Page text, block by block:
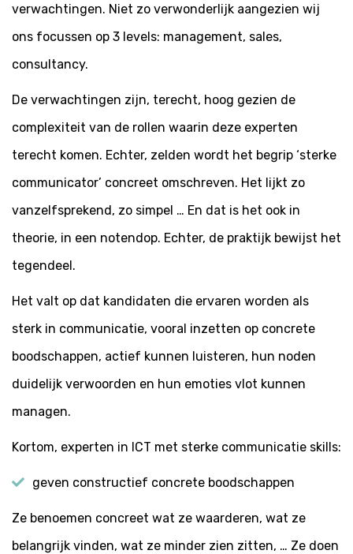
verwachtingen. Niet zo verwonderlijk aangezien wij
ons focussen op 3 levels: management, sales,
consultancy.
De verwachtingen zijn, terecht, hoog gezien de
complexiteit van de rollen waarin deze experten
terecht komen. Echter, zelden wordt het begrip ‘sterke
communicator’ concreet omschreven. Het lijkt zo
vanzelfsprekend, zo simpel … En dat is het ook in
theorie, in een notendop. Echter, de praktijk bewijst het
tegendeel.
Het valt op dat kandidaten die ervaren worden als
sterk in communicatie, vooral inzetten op concrete
boodschappen, actief kunnen luisteren, hun noden
duidelijk verwoorden en hun emoties vlot kunnen
managen.
Kortom, experten in ICT met sterke communicatie skills:
geven constructief concrete boodschappen
Ze benoemen concreet wat ze waarderen, wat ze
belangrijk vinden, wat ze minder zien zitten, … Ze doen